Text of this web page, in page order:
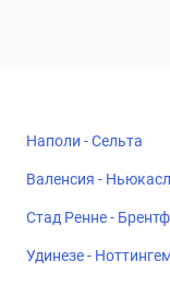
Наполи - Сельта
Валенсия -
Стад Ренне -
Удинезе -